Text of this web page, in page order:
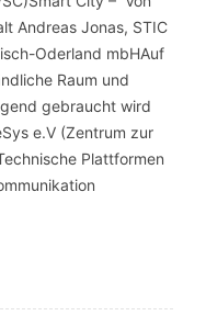
Andreas Jonas, STIC
Oderland mbHAuf
Raum und
gebraucht wird
e.V (Zentrum zur
Plattformen